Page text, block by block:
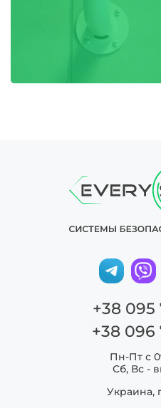
+38 095
+38 096
Пн-Пт с
Сб, Вс -
Украина,